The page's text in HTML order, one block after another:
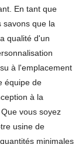
En tant que
savons que la
qualité d'un
à l'emplacement
équipe de
à la
vous soyez
usine de
minimales